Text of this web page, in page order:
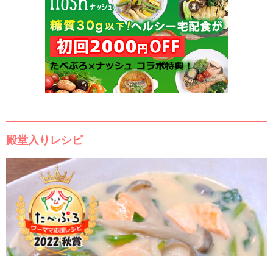
殿堂入りレシピ